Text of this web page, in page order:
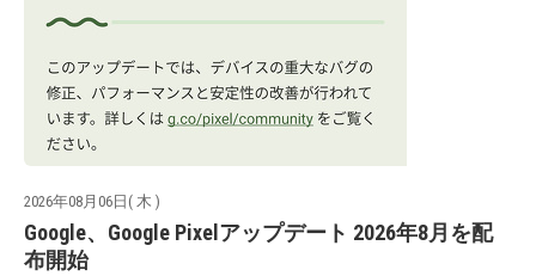
2026年08月06日( 木 )
Google、Google Pixelアップデート 2026年8月を配
布開始